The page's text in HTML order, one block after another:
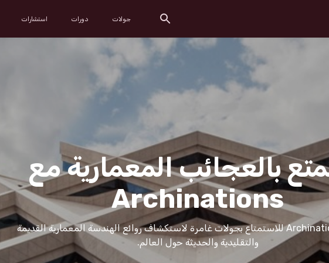
جولات دورات استشارات
بالعجائب المعمارية مع
Archinations
انضم إلى Archinations للاستمتاع بجولات غامرة لاستكشاف روائع الهندسة المعمارية القديمة
والتقليدية والحديثة حول العالم.